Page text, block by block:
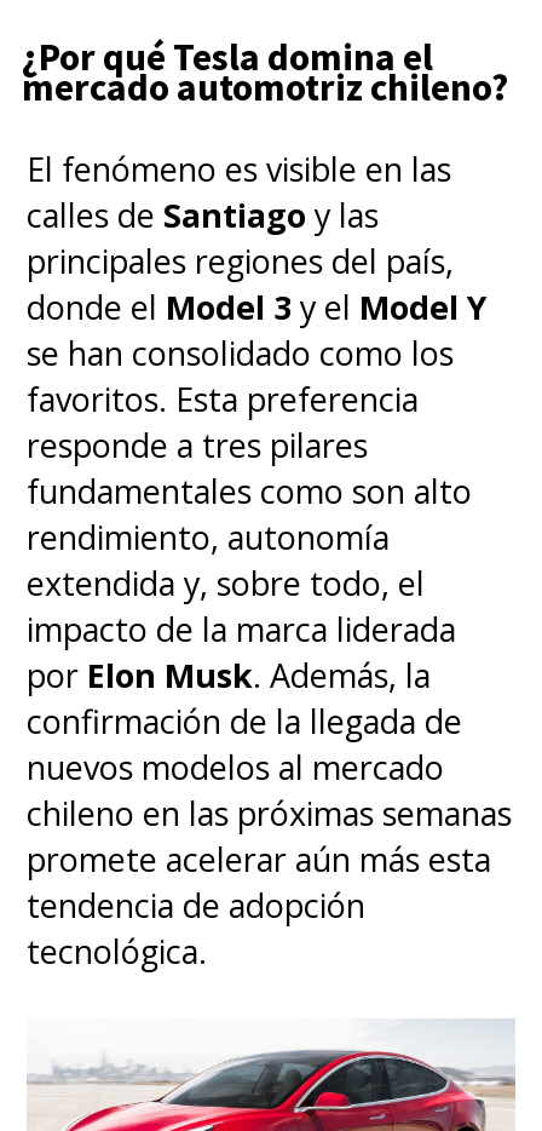
El episodio, que debía ser un
golpe de efecto para posicionar
en el segmento eléctrico, se
convirtió en unviral global
imágenes del SUV deslizándose
por la escalera circularon en
redes sociales con comentarios
irónicos y memes que
comparaban el intento con un
videojuego mal ejecutado. En
vez de consolidar su narrativa de
“innovación eléctrica china”,
Cheryreforzó la percepción de
improvisación y falta de rigor
técnico.
ElChery Fulwin X3L,
presentado en septiembre de
2025, es un SUV eléctrico de
autonomía extendida con motor
versiones de tracción trasera o
total. Su variante más potente
¿Por qué Tesla domina el
mercado automotriz chileno?
El fenómeno es visible en las
calles de Santiago y las
principales regiones del país,
donde el Model 3 y el Model Y
se han consolidado como los
favoritos. Esta preferencia
responde a tres pilares
fundamentales como son alto
rendimiento, autonomía
extendida y, sobre todo, el
impacto de la marca liderada
por Elon Musk. Además, la
confirmación de la llegada de
nuevos modelos al mercado
chileno en las próximas semanas
promete acelerar aún más esta
tendencia de adopción
tecnológica.